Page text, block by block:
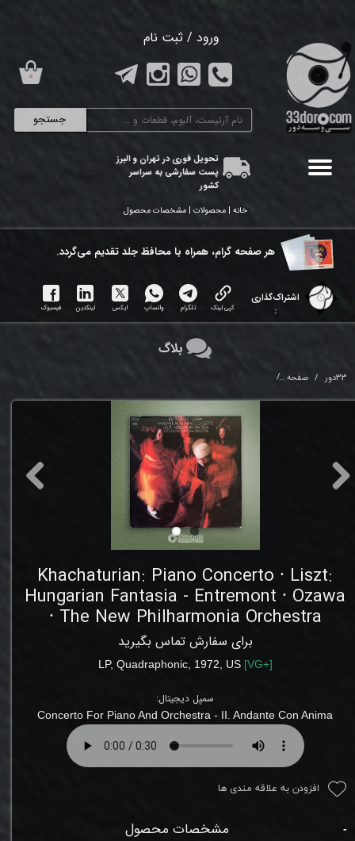
جستجو
ورود / ثبت نام
تغییر گذر واژه
سفارشات
تحویل فوری در تهران و البرز
پست سفارشی به سراسر
کشور
۰
خانه | محصولات | مشخصات محصول
هر ​صفحه گرام، همراه با محافظ جلد تقدیم می‌گردد.
اشتراک‌گذاری
:
کپی لینک تلگرام واتساپ ایکس لینکدین فیسبوک
33دور صفحه
Khachaturian: Piano Concerto ⸱ Liszt:
Hungarian Fantasia - Entremont ⸱ Ozawa
⸱ The New Philharmonia Orchestra
برای سفارش تماس بگیرید
LP, Quadraphonic, 1972, US [VG+]
سمپل دیجیتال:
Concerto For Piano And Orchestra - II. Andante Con Anima
افزودن به علاقه مندی ها
مشخصات محصول
بلاگ